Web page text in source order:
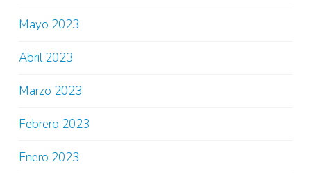
Mayo 2023
Abril 2023
Marzo 2023
Febrero 2023
Enero 2023